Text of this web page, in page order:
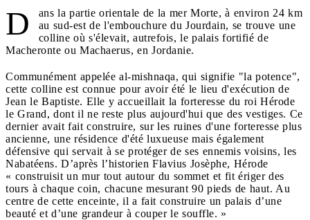
D
ans la partie orientale de la mer Morte, à environ 24 km
au sud-est de l'embouchure du Jourdain, se trouve une
colline où s'élevait, autrefois, le palais fortifié de
Macheronte ou Machaerus, en Jordanie.
Communément appelée al-mishnaqa, qui signifie "la potence",
cette colline est connue pour avoir été le lieu d'exécution de
Jean le Baptiste. Elle y accueillait la forteresse du roi Hérode
le Grand, dont il ne reste plus aujourd'hui que des vestiges. Ce
dernier avait fait construire, sur les ruines d'une forteresse plus
ancienne, une résidence d'été luxueuse mais également
défensive qui servait à se protéger de ses ennemis voisins, les
Nabatéens. D’après l’historien Flavius Josèphe, Hérode
« construisit un mur tout autour du sommet et fit ériger des
tours à chaque coin, chacune mesurant 90 pieds de haut. Au
centre de cette enceinte, il a fait construire un palais d’une
beauté et d’une grandeur à couper le souffle. »